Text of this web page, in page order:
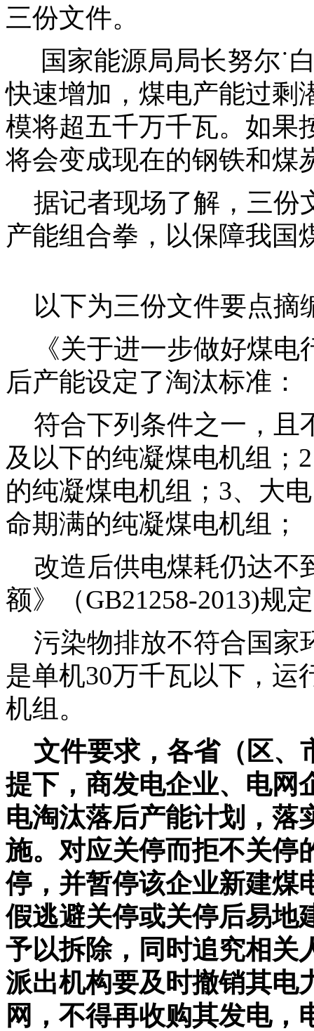
三份文件。
国家能源局局长努尔˙
快速增加，煤电产能过剩
模将超五千万千瓦。如果
将会变成现在的钢铁和煤
据记者现场了解，三份
产能组合拳，以保障我国
以下为三份文件要点摘
《关于进一步做好煤电
后产能设定了淘汰标准：
符合下列条件之一，且
及以下的纯凝煤电机组；
的纯凝煤电机组；3、大
命期满的纯凝煤电机组；
改造后供电煤耗仍达不
额》（GB21258-2013)规
污染物排放不符合国家
是单机30万千瓦以下，运
机组。
文件要求，各省（区、
提下，商发电企业、电网
电淘汰落后产能计划，落
施。对应关停而拒不关停
停，并暂停该企业新建煤
假逃避关停或关停后易地
予以拆除，同时追究相关
派出机构要及时撤销其电
网，不得再收购其发电